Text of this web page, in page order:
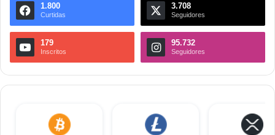
1.800
Curtidas
3.708
Seguidores
179
Inscritos
95.732
Seguidores